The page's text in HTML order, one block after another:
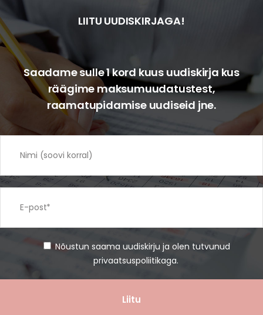
LIITU UUDISKIRJAGA!
Saadame sulle 1 kord kuus uudiskirja kus
räägime maksumuudatustest,
raamatupidamise uudiseid jne.
Nõustun saama uudiskirju ja olen tutvunud
privaatsuspoliitikaga.